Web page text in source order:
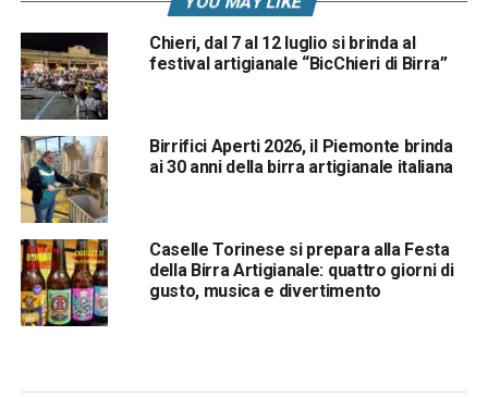
Chieri, dal 7 al 12 luglio si brinda al
festival artigianale “BicChieri di Birra”
Birrifici Aperti 2026, il Piemonte brinda
ai 30 anni della birra artigianale italiana
Caselle Torinese si prepara alla Festa
della Birra Artigianale: quattro giorni di
gusto, musica e divertimento